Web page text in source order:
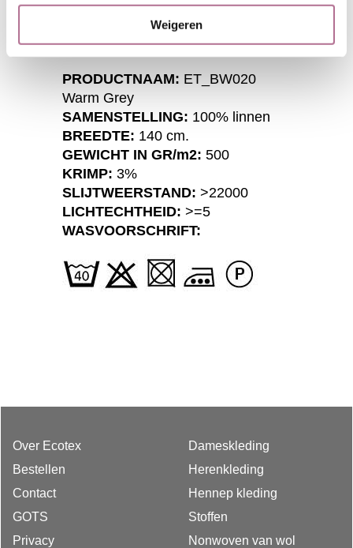
Weigeren
Specificaties
PRODUCTNAAM: ET_BW020
Warm Grey
SAMENSTELLING: 100% linnen
BREEDTE: 140 cm.
GEWICHT IN GR/m2: 500
KRIMP: 3%
SLIJTWEERSTAND: >22000
LICHTECHTHEID: >=5
WASVOORSCHRIFT:
Over Ecotex
Bestellen
Contact
GOTS
Privacy
Dameskleding
Herenkleding
Hennep kleding
Stoffen
Nonwoven van wol